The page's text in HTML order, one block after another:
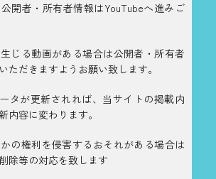
開者・所有者情報はYouTubeへ進みご
じる動画がある場合は公開者・所有者
ただきますようお願い致します。
タが更新されれば、当サイトの掲載内
内容に変わります。
の権利を侵害するおそれがある場合は
除等の対応を致します